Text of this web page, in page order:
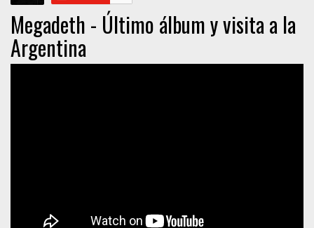
Megadeth - Último álbum y visita a la
Argentina